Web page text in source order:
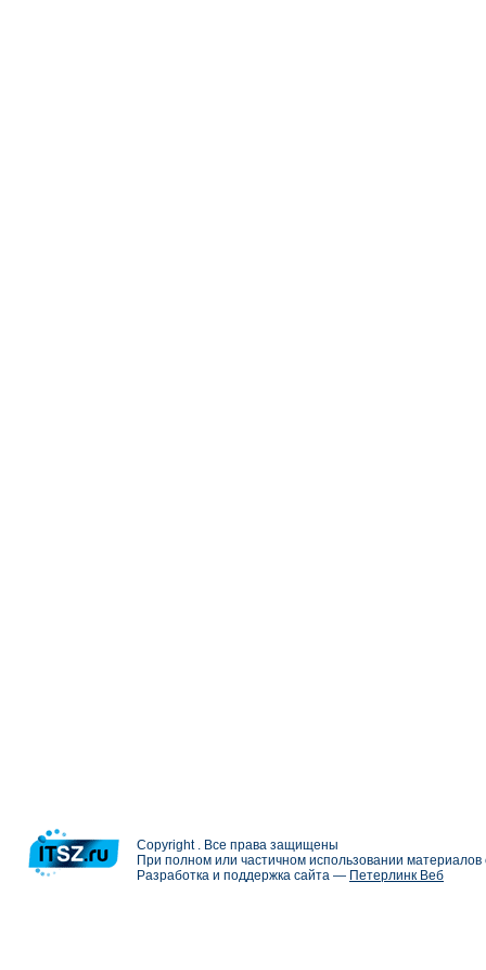
Copyright . Все права защищены
При полном или частичном использовании
Разработка и поддержка сайта — Петерлинк Веб